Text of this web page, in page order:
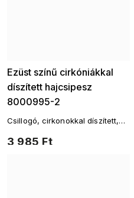
Ezüst színű cirkóniákkal
díszített hajcsipesz
8000995-2
3 985 Ft
Csillogó, cirkonokkal díszített,